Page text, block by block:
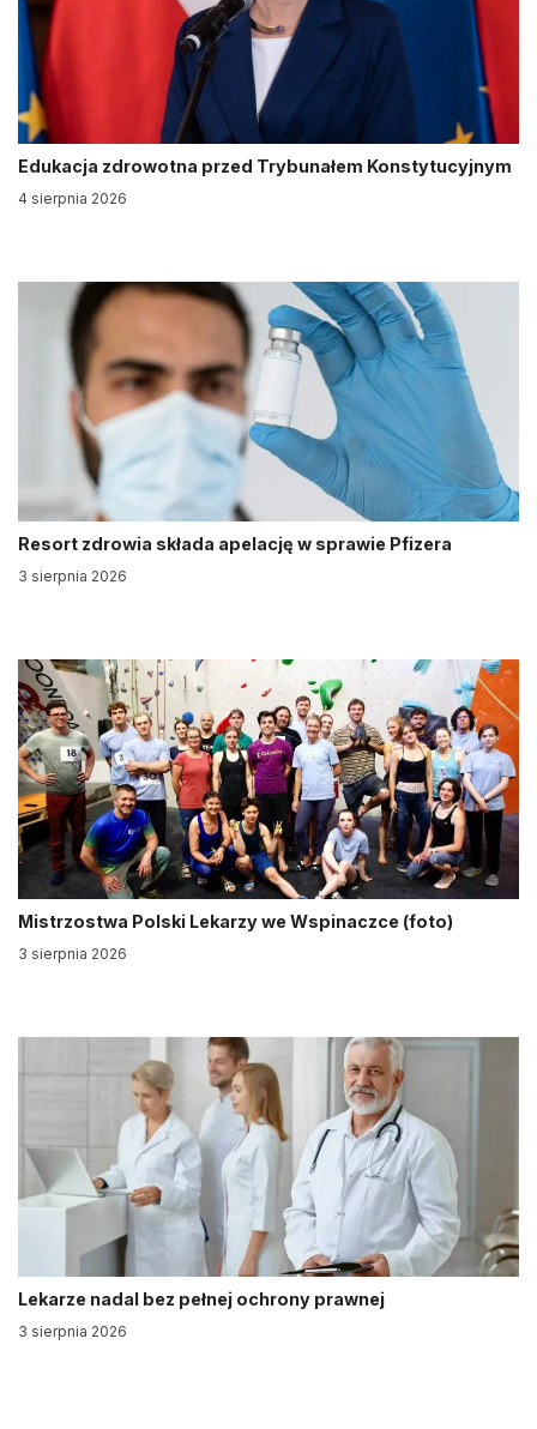
Edukacja zdrowotna przed Trybunałem Konstytucyjnym
4 sierpnia 2026
Resort zdrowia składa apelację w sprawie Pfizera
3 sierpnia 2026
Mistrzostwa Polski Lekarzy we Wspinaczce (foto)
3 sierpnia 2026
Lekarze nadal bez pełnej ochrony prawnej
3 sierpnia 2026